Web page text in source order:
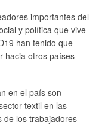
importantes del
y política que vive
han tenido que
hacia otros países
en el país son
textil en las
de los trabajadores